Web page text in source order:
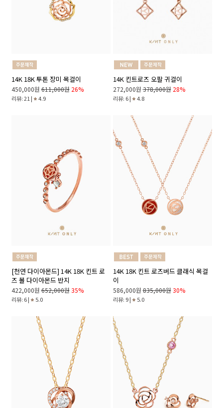
14K 18K 투톤 장미 목걸이
450,000원 611,000원 26%
리뷰: 21 | 4.9
14K 킨트로즈 오팔 귀걸이
272,000원 378,000원 28%
리뷰: 6 | 4.8
[천연 다이아몬드] 14K 18K 킨트 로
즈 볼 다이아몬드 반지
422,000원 652,000원 35%
리뷰: 6 | 5.0
14K 18K 킨트 로즈버드 클래식 목걸
이
586,000원 835,000원 30%
리뷰: 9 | 5.0